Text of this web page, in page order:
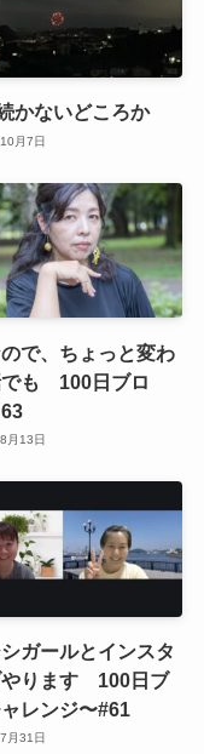
かないどころか
月7日
で、ちょっと変わ
でも 100日ブロ
月13日
ガールとインスタ
やります 100日ブ
レンジ〜#61
月31日